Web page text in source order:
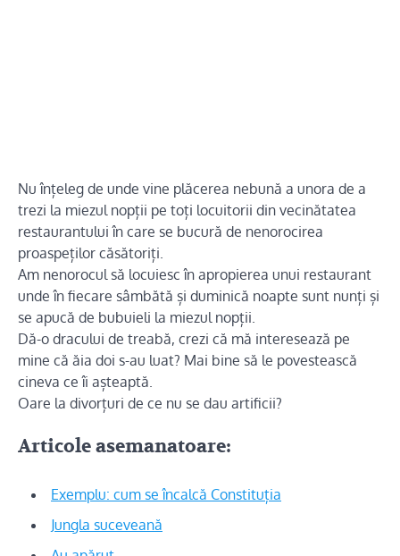
Nu înțeleg de unde vine plăcerea nebună a unora de a
trezi la miezul nopții pe toți locuitorii din vecinătatea
restaurantului în care se bucură de nenorocirea
proaspeților căsătoriți.
Am nenorocul să locuiesc în apropierea unui restaurant
unde în fiecare sâmbătă și duminică noapte sunt nunți și
se apucă de bubuieli la miezul nopții.
Dă-o dracului de treabă, crezi că mă interesează pe
mine că ăia doi s-au luat? Mai bine să le povestească
cineva ce îi așteaptă.
Oare la divorțuri de ce nu se dau artificii?
Articole asemanatoare:
Exemplu: cum se încalcă Constituția
Jungla suceveană